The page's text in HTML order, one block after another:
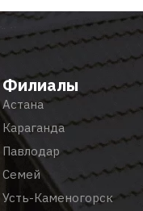
Филиалы
Астана
Караганда
Павлодар
Семей
Усть-Каменогорск